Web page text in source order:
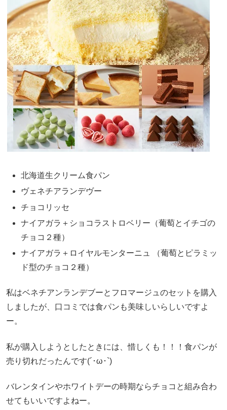
北海道生クリーム食パン
ヴェネチアランデヴー
チョコリッセ
ナイアガラ＋ショコラストロベリー（葡萄とイチゴの
チョコ２種）
ナイアガラ＋ロイヤルモンターニュ （葡萄とピラミッ
ド型のチョコ２種）
私はベネチアンランデブーとフロマージュのセットを購入
しましたが、口コミでは食パンも美味しいらしいですよ
ー。
私が購入しようとしたときには、惜しくも！！！食パンが
売り切れだったんです(´･ω･`)
バレンタインやホワイトデーの時期ならチョコと組み合わ
せてもいいですよねー。